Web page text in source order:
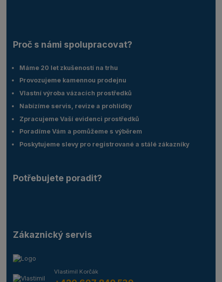
Proč s námi spolupracovat?
Máme 20 let zkušeností na trhu
Provozujeme kamennou prodejnu
Vlastní výroba vázacích prostředků
Nabízíme servis, revize a prohlídky
Zpracujeme Vaší evidenci prostředků
Poradíme Vám a pomůžeme s výběrem
Poskytujeme slevy pro registrované a stálé zákazníky
Potřebujete poradit?
Zákaznický servis
Vlastimil Korčák